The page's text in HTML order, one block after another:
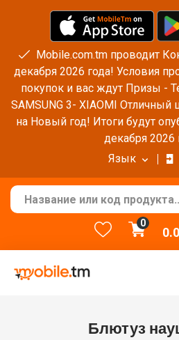
Mobile.com.tm проводит
декабря 2026 года! Условия
покупок и вас ждут Призы -
SAMSUNG 3- XIAOMI Отличный
на Новый год! Итоги будут
декабря 2026
Язык
0
Блютуз